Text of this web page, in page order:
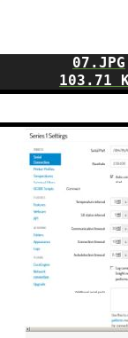
07.JPG
103.71